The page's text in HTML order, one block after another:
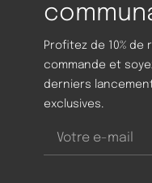
Profitez de 10%
commande et
derniers
exclusives.